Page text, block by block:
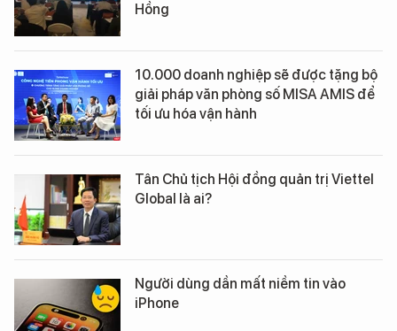
Hồng
10.000 doanh nghiệp sẽ được tặng bộ
giải pháp văn phòng số MISA AMIS để
tối ưu hóa vận hành
Tân Chủ tịch Hội đồng quản trị Viettel
Global là ai?
Người dùng dần mất niềm tin vào
iPhone